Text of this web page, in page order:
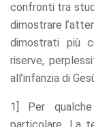
confronti tra
dimostrare
dimostrati più
riserve,
all’infanzia di
1] Per